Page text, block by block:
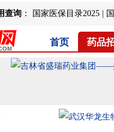
查询 ： 国家医保目录2025
首页 药品